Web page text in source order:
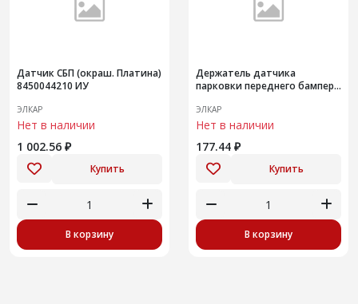
Датчик СБП (окраш. Платина)
8450044210 ИУ
ЭЛКАР
Нет в наличии
1 002.56 ₽
Купить
В корзину
Держатель датчика
парковки переднего бампера
ЭЛКАР
Нет в наличии
177.44 ₽
Купить
В корзину